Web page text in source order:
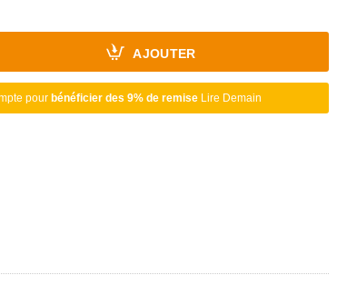
AJOUTER
pour bénéficier des 9% de remiseLire Demain